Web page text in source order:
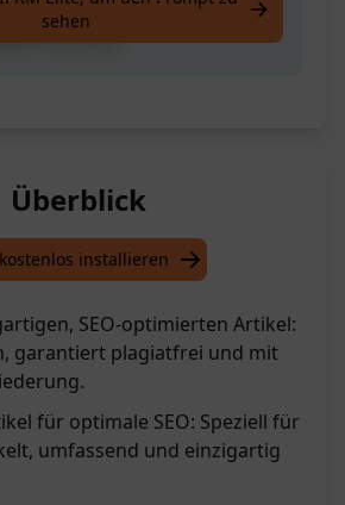
Mit Korrekter
Version]
sehen
Überblick
installieren
SEO-optimierten Artikel:
garantiert plagiatfrei und mit
für optimale SEO: Speziell für
umfassend und einzigartig